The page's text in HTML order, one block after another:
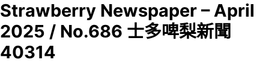
Strawberry Newspaper – April
2025 / No.686 士多啤梨新聞
40314